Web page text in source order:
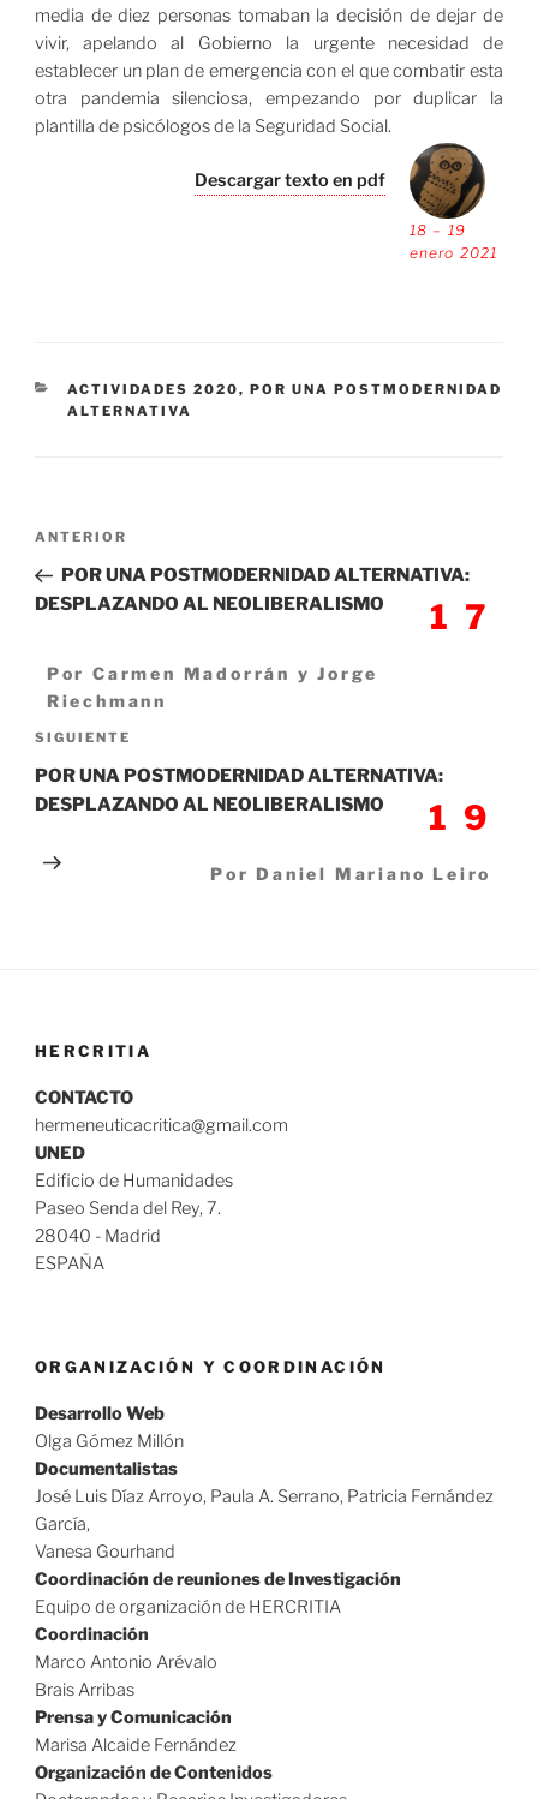
media de diez personas tomaban la decisión de dejar de
vivir, apelando al Gobierno la urgente necesidad de
establecer un plan de emergencia con el que combatir esta
otra pandemia silenciosa, empezando por duplicar la
plantilla de psicólogos de la Seguridad Social.
18 – 19
enero 2021
Descargar texto en pdf
CATEGORÍAS
ACTIVIDADES 2020,POR UNA POSTMODERNIDAD
ALTERNATIVA
Navegación
entradas
Entrada
anterior:
ANTERIOR
POR UNA POSTMODERNIDAD ALTERNATIVA:
DESPLAZANDO AL NEOLIBERALISMO
17
Por Carmen Madorrán y Jorge
Riechmann
Siguiente
entrada
SIGUIENTE
POR UNA POSTMODERNIDAD ALTERNATIVA:
DESPLAZANDO AL NEOLIBERALISMO
19
Por Daniel Mariano Leiro
HERCRITIA
CONTACTO
hermeneuticacritica@gmail.com
UNED
Edificio de Humanidades
Paseo Senda del Rey, 7.
28040 - Madrid
ESPAÑA
ORGANIZACIÓN Y COORDINACIÓN
Desarrollo Web
Olga Gómez Millón
Documentalistas
José Luis Díaz Arroyo, Paula A. Serrano, Patricia Fernández
García,
Vanesa Gourhand
Coordinación de reuniones de Investigación
Equipo de organización de HERCRITIA
Coordinación
Marco Antonio Arévalo
Brais Arribas
Prensa y Comunicación
Marisa Alcaide Fernández
Organización de Contenidos